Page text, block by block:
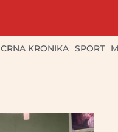
CRNA KRONIKA SPORT